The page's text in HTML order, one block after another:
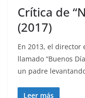
Crítica de
(2017)
En 2013, el
llamado “Buenos
un padre
Leer más